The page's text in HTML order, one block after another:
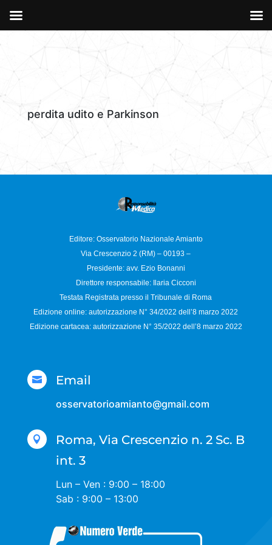
perdita udito e Parkinson
Editore: Osservatorio Nazionale Amianto
Via Crescenzio 2 (RM) – 00193 –
Presidente: avv. Ezio Bonanni
Direttore responsabile:
Ilaria Cicconi
Testata Registrata presso il Tribunale di Roma
Edizione online: autorizzazione N°34/2022 dell’8 marzo 2022
Edizione cartacea: autorizzazione N° 35/2022 dell’8 marzo 2022
 Email
osservatorioamianto@gmail.com

Roma, Via Crescenzio n. 2 Sc. B
int. 3
Lun – Ven : 9:00 – 18:00
Sab : 9:00 – 13:00